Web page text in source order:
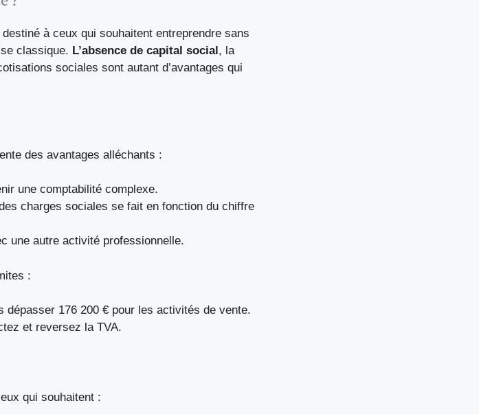
destiné à ceux qui souhaitent entreprendre sans
classique. L’absence de capital social , la
sociales sont autant d’avantages qui
des avantages alléchants :
une comptabilité complexe.
charges sociales se fait en fonction du chiffre
une autre activité professionnelle.
:
dépasser 176 200 € pour les activités de vente.
et reversez la TVA.
qui souhaitent :